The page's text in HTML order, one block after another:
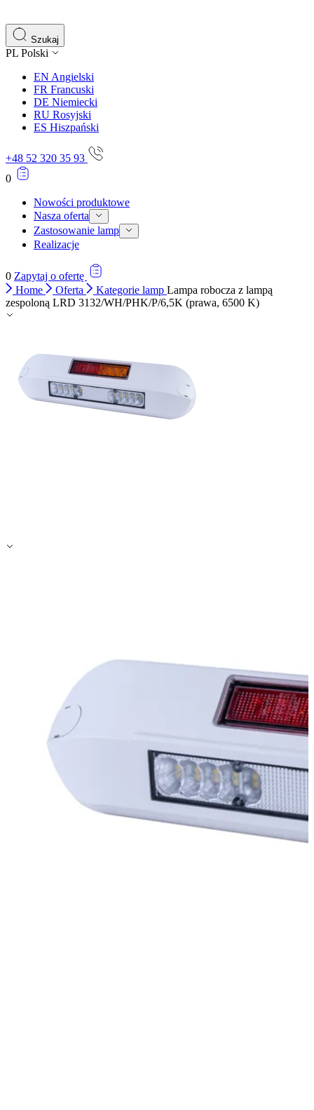
Szukaj
PL Polski
EN Angielski
FR Francuski
DE Niemiecki
RU Rosyjski
ES Hiszpański
+48 52 320 35 93
0
Nowości produktowe
Nasza oferta
Zastosowanie lamp
Realizacje
0 Zapytaj o ofertę
Home
Oferta Kategorie lamp Lampa robocza z lampą
zespoloną LRD 3132/WH/PHK/P/6,5K (prawa, 6500 K)
istotne i interesujące dla poszczególnych użytkowników
Nieklasyfikowane
Nieklasyfikowane pliki cookie, to pliki, które są w